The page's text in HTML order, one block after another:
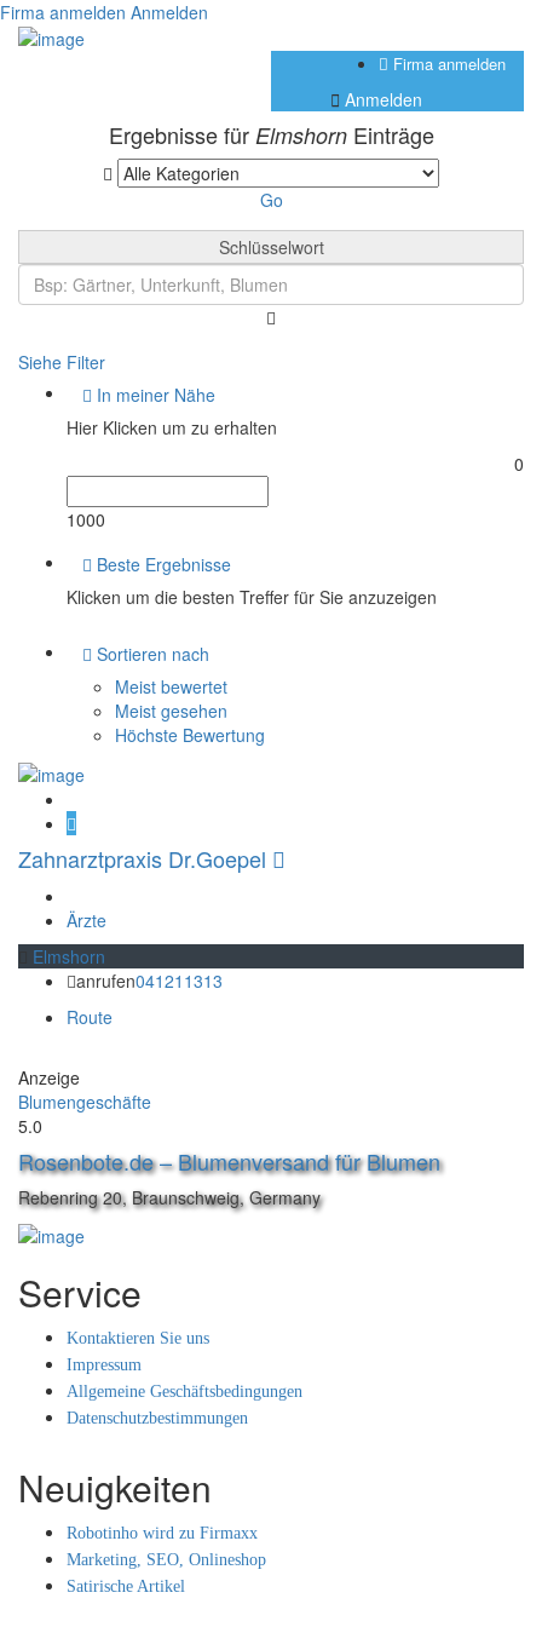
Firma anmelden Anmelden
Firma anmelden
Anmelden
Ergebnisse für ElmshornEinträge
Go
Schlüsselwort
Siehe Filter
In meiner Nähe
Hier Klicken um zu erhalten
0
1000
Beste Ergebnisse
Klicken um die besten Treffer für Sie anzuzeigen
Sortieren nach
Meist bewertet
Meist gesehen
Höchste Bewertung
Zahnarztpraxis Dr.Goepel
Ärzte
Elmshorn
anrufen041211313
Route
Anzeige
Blumengeschäfte
5.0
Rosenbote.de – Blumenversand für Blumen
Rebenring 20, Braunschweig, Germany
Service
Kontaktieren Sie uns
Impressum
Allgemeine Geschäftsbedingungen
Datenschutzbestimmungen
Neuigkeiten
Robotinho wird zu Firmaxx
Marketing, SEO, Onlineshop
Satirische Artikel